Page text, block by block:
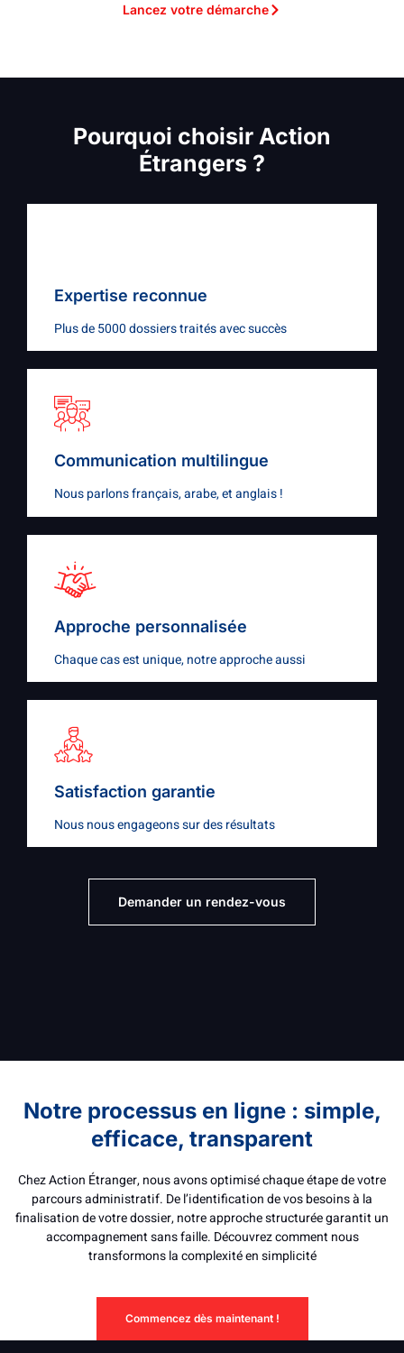
Lancez votre démarche
Pourquoi choisir Action
Étrangers ?
Expertise reconnue
Plus de 5000 dossiers traités avec succès
Communication multilingue
Nous parlons français, arabe, et anglais !
Approche personnalisée
Chaque cas est unique, notre approche aussi
Satisfaction garantie
Nous nous engageons sur des résultats
Demander un rendez-vous
Notre processus en ligne : simple,
efficace, transparent
Chez Action Étranger, nous avons optimisé chaque étape de votre
parcours administratif. De l’identification de vos besoins à la
finalisation de votre dossier, notre approche structurée garantit un
accompagnement sans faille. Découvrez comment nous
transformons la complexité en simplicité
Commencez dès maintenant !